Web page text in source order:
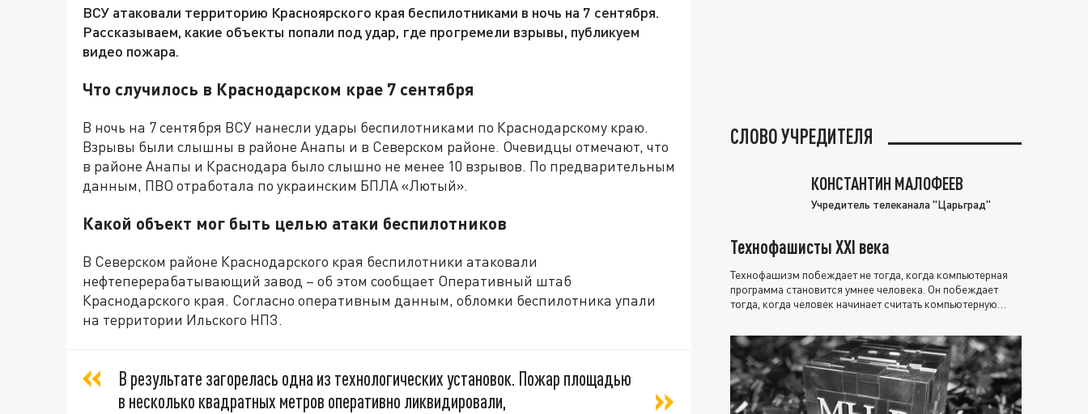
ВСУ атаковали территорию Красноярского края беспилотниками в ночь на 7 сентября.
Рассказываем, какие объекты попали под удар, где прогремели взрывы, публикуем
видео пожара.
Что случилось в Краснодарском крае 7 сентября
В ночь на 7 сентября ВСУ нанесли удары беспилотниками по Краснодарскому краю.
Взрывы были слышны в районе Анапы и в Северском районе. Очевидцы отмечают, что
в районе Анапы и Краснодара было слышно не менее 10 взрывов. По предварительным
данным, ПВО отработала по украинским БПЛА «Лютый».
Какой объект мог быть целью атаки беспилотников
В Северском районе Краснодарского края беспилотники атаковали
нефтеперерабатывающий завод – об этом сообщает Оперативный штаб
Краснодарского края. Согласно оперативным данным, обломки беспилотника упали
на территории Ильского НПЗ.
В результате загорелась одна из технологических установок. Пожар площадью
в несколько квадратных метров оперативно ликвидировали,
СЛОВО УЧРЕДИТЕЛЯ
КОНСТАНТИН МАЛОФЕЕВ
Учредитель телеканала "Царьград"
Технофашисты XXI века
Технофашизм побеждает не тогда, когда компьютерная
программа становится умнее человека. Он побеждает
тогда, когда человек начинает считать компьютерную